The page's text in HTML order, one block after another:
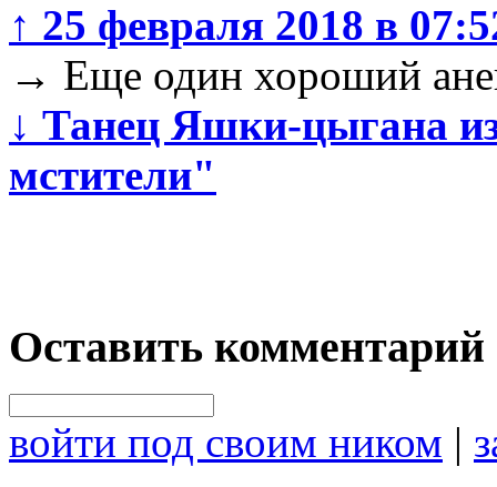
↑ 25 февраля 2018 в
→ Еще один хороший
↓ Танец Яшки-цыгана
мстители"
Оставить комментарий
войти под своим ником |